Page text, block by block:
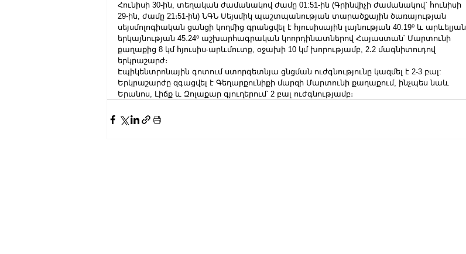
Հունիսի 30-ին, տեղական ժամանակով ժամը 01:51-ին (Գրինվիչի ժամանակով` հունիսի
29-ին, ժամը 21։51-ին) ՆԳՆ Սեյսմիկ պաշտպանության տարածքային ծառայության
սեյսմոլոգիական ցանցի կողմից գրանցվել է հյուսիսային լայնության 40.19⁰ և արևելյան
երկայնության 45․24⁰ աշխարհագրական կոորդինատներով Հայաստան՝ Մարտունի
քաղաքից 8 կմ հյուսիս-արևմուտք, օջախի 10 կմ խորությամբ, 2․2 մագնիտուդով
երկրաշարժ։
Էպիկենտրոնային գոտում ստորգետնյա ցնցման ուժգնությունը կազմել է 2-3 բալ:
Երկրաշարժը զգացվել է Գեղարքունիքի մարզի Մարտունի քաղաքում, ինչպես նաև
Երանոս, Լիճք և Զոլաքար գյուղերում՝ 2 բալ ուժգնությամբ։